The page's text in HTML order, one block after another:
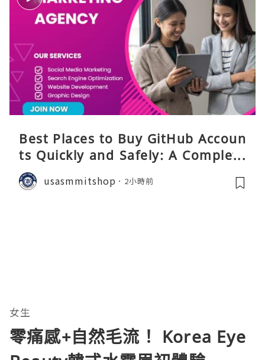
Best Places to Buy GitHub Accoun
ts Quickly and Safely: A Complete
Guide
usasmmitshop 2小時前
女生
零痛感+自然毛流！ Korea Eye